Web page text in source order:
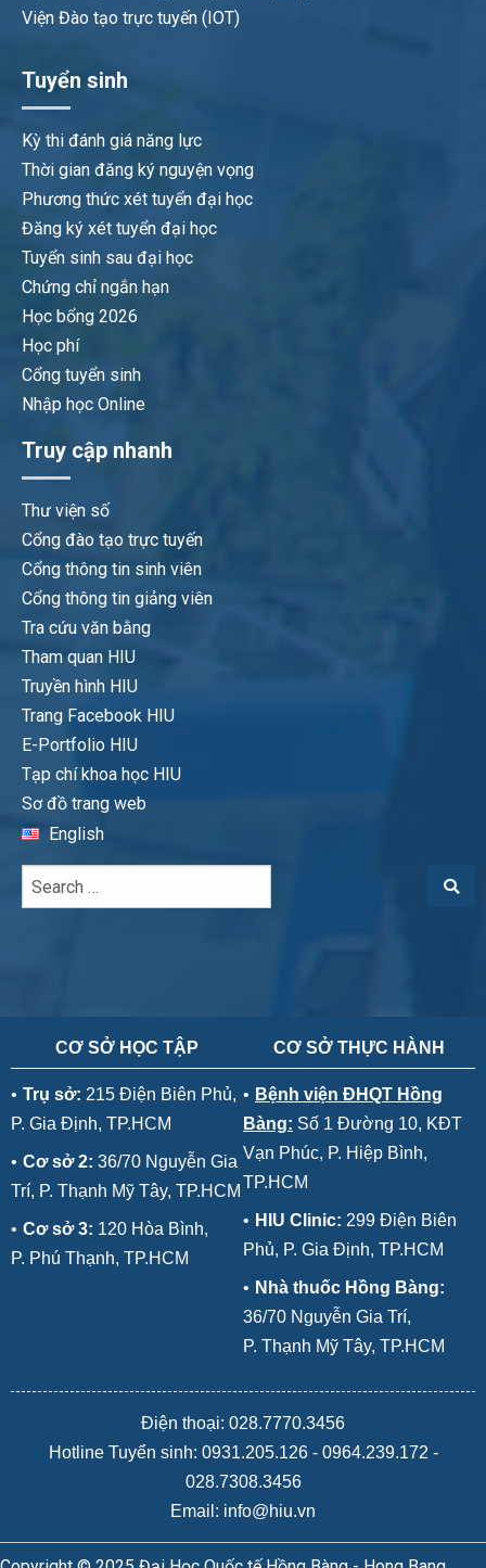
Viện Đào tạo trực tuyến (IOT)
Tuyển sinh
Kỳ thi đánh giá năng lực
Thời gian đăng ký nguyện vọng
Phương thức xét tuyển đại học
Đăng ký xét tuyển đại học
Tuyển sinh sau đại học
Chứng chỉ ngắn hạn
Học bổng 2026
Học phí
Cổng tuyển sinh
Nhập học Online
Truy cập nhanh
Thư viện số
Cổng đào tạo trực tuyến
Cổng thông tin sinh viên
Cổng thông tin giảng viên
Tra cứu văn bằng
Tham quan HIU
Truyền hình HIU
Trang Facebook HIU
E-Portfolio HIU
Tạp chí khoa học HIU
Sơ đồ trang web
English
CƠ SỞ HỌC TẬP
• Trụ sở: 215 Điện Biên Phủ,
P. Gia Định, TP.HCM
• Cơ sở 2: 36/70 Nguyễn Gia
Trí, P. Thạnh Mỹ Tây, TP.HCM
• Cơ sở 3: 120 Hòa Bình,
P. Phú Thạnh, TP.HCM
CƠ SỞ THỰC HÀNH
• Bệnh viện ĐHQT Hồng
Bàng: Số 1 Đường 10, KĐT
Vạn Phúc, P. Hiệp Bình,
TP.HCM
• HIU Clinic: 299 Điện Biên
Phủ, P. Gia Định, TP.HCM
• Nhà thuốc Hồng Bàng:
36/70 Nguyễn Gia Trí,
P. Thạnh Mỹ Tây, TP.HCM
Điện thoại: 028.7770.3456
Hotline Tuyển sinh: 0931.205.126- 0964.239.172 -
028.7308.3456
Email: info@hiu.vn